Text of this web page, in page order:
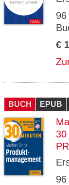
€
BUCH EPUB
30